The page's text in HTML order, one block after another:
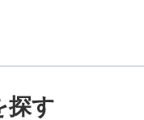
探す